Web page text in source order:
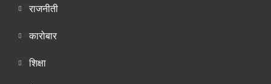
राजनीती
कारोबार
शिक्षा